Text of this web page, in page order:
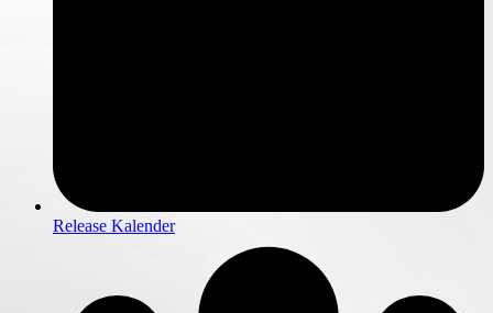
Release Kalender